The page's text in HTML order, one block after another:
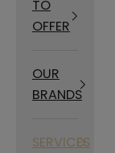
TO
OFFER
OUR
BRANDS
SERVICES